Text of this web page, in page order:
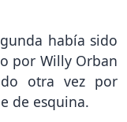
había sido
por Willy Orban
otra vez por
de esquina.